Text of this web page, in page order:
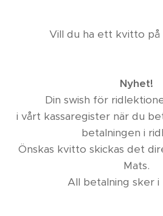
Vill du ha ett kvitto på
Nyhet!
Din swish för
i vårt kassaregister när du
betalningen i
Önskas kvitto skickas det
Mats.
All betalning sker i